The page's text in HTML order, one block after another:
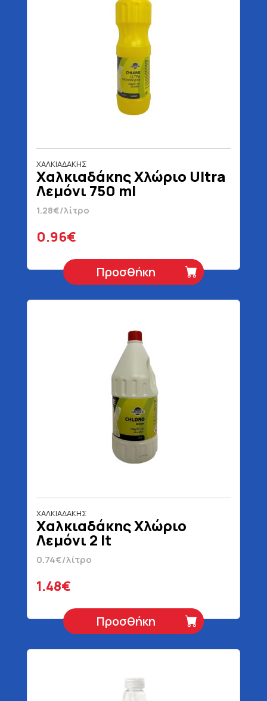
ΧΑΛΚΙΑΔΑΚΗΣ
Χαλκιαδάκης Χλώριο Ultra
Λεμόνι 750 ml
1.28€/λίτρο
0.96€
Προσθήκη
ΧΑΛΚΙΑΔΑΚΗΣ
Χαλκιαδάκης Χλώριο
Λεμόνι 2 lt
0.74€/λίτρο
1.48€
Προσθήκη